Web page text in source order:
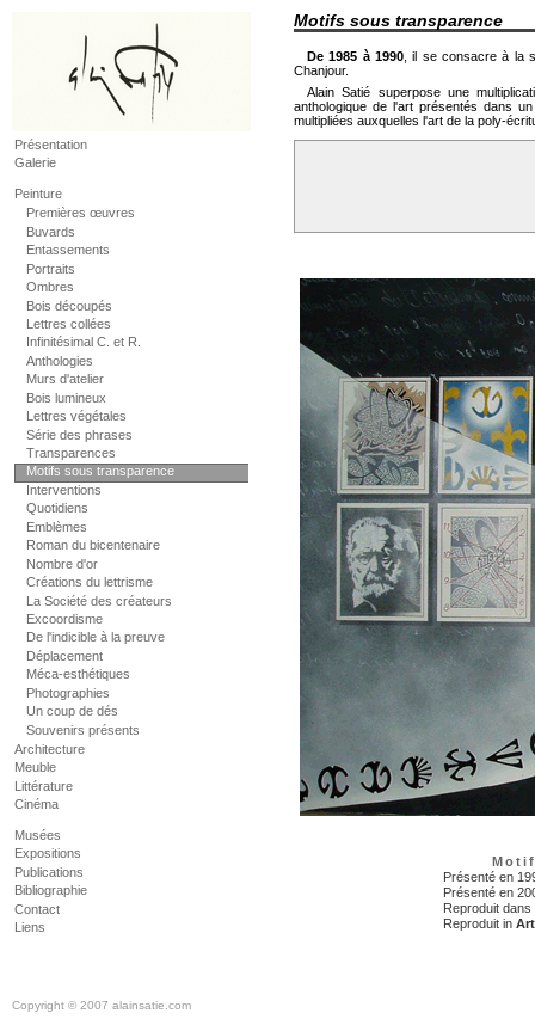
Motifs sous transparence
De 1985 à 1990 , il se consacre à la
Chanjour.
Alain Satié superpose une
anthologique de l'art présentés dans
multipliées auxquelles l'art de la poly-
Présenté en
Présenté en
Reproduit
Reproduit in
Présentation
Galerie
Peinture
Premières œuvres
Buvards
Entassements
Portraits
Ombres
Bois découpés
Lettres collées
Infinitésimal C. et R.
Anthologies
Murs d'atelier
Bois lumineux
Lettres végétales
Série des phrases
Transparences
Motifs sous transparence
Interventions
Quotidiens
Emblèmes
Roman du bicentenaire
Nombre d'or
Créations du lettrisme
La Société des créateurs
Excoordisme
De l'indicible à la preuve
Déplacement
Méca-esthétiques
Photographies
Un coup de dés
Souvenirs présents
Architecture
Meuble
Littérature
Cinéma
Musées
Expositions
Publications
Bibliographie
Contact
Liens
Copyright © 2007 alainsatie.com